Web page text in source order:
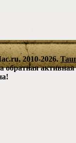
2010-2026.
обратная